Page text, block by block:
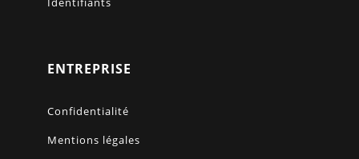
ENTREPRISE
Confidentialité
Mentions légales